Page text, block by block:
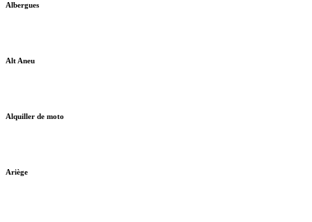
Albergues
Alt Aneu
Alquiller de moto
Ariège